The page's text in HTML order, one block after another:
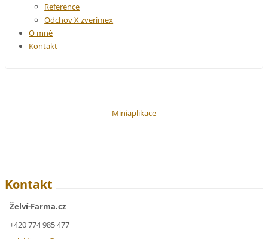
Reference
Odchov X zverimex
O mně
Kontakt
Miniaplikace
Kontakt
Želví-Farma.cz
+420 774 985 477